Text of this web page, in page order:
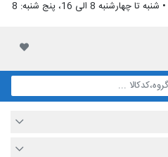
• شنبه تا چهارشنبه 8 الی 16، پنج شنبه: 8
لیست